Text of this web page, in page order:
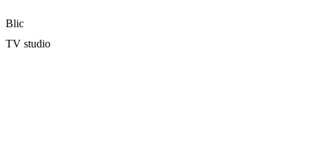
Blic
TV studio